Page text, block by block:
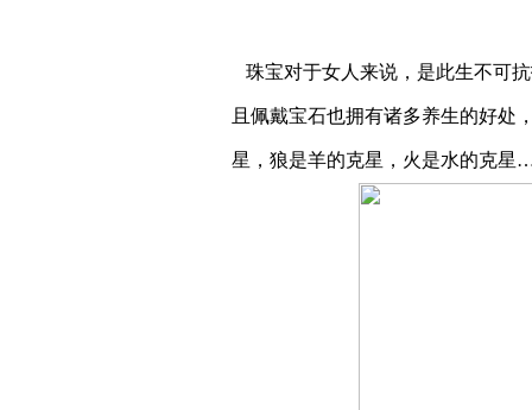
珠宝对于女人来说，是此生不可
且佩戴宝石也拥有诸多养生的好处
星，狼是羊的克星，火是水的克